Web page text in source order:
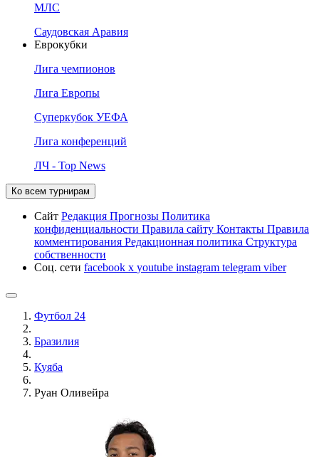
МЛС
Саудовская Аравия
Еврокубки
Лига чемпионов
Лига Европы
Суперкубок УЕФА
Лига конференций
ЛЧ - Top News
Ко всем турнирам
Сайт Редакция Прогнозы Политика
конфиденциальности Правила сайту Контакты Правила
комментирования Редакционная политика Структура
собственности
Соц. сети facebook x youtube instagram telegram viber
Футбол 24
Бразилия
Куяба
Руан Оливейра